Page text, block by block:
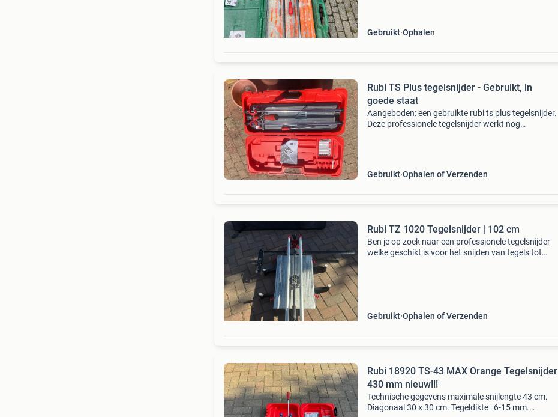
Gebruikt Ophalen
Rubi TS Plus tegelsnijder - Gebruikt, in
goede staat
Aangeboden: een gebruikte rubi ts plus tegelsnijder.
Deze professionele tegelsnijder werkt nog
Gebruikt Ophalen of Verzenden
Rubi TZ 1020 Tegelsnijder | 102 cm
Ben je op zoek naar een professionele tegelsnijder
welke geschikt is voor het snijden van tegels tot
Gebruikt Ophalen of Verzenden
Rubi 18920 TS-43 MAX Orange Tegelsnijder
430 mm nieuw!!!
Technische gegevens maximale snijlengte 43 cm.
Diagonaal 30 x 30 cm. Tegeldikte : 6-15 mm.